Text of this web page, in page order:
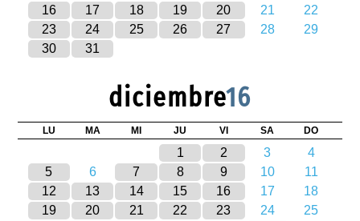
16
17 18 19 20 21
22
23
24 25 26 27 28
29
30
31
diciembre16
LU MA MI JU VI SA DO
1 2 3
4
5
6 7 8 9 10
11
12
13 14 15 16 17
18
19
20 21 22 23 24
25